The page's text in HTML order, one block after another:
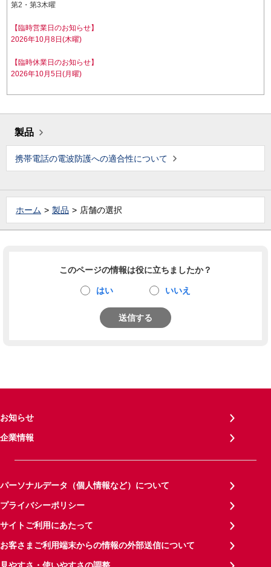
第2・第3木曜
【臨時営業日のお知らせ】
2026年10月8日(木曜)
【臨時休業日のお知らせ】
2026年10月5日(月曜)
製品
携帯電話の電波防護への適合性について
ホーム 製品 店舗の選択
このページの情報は役に立ちましたか？
はい いいえ
送信する
お知らせ
企業情報
パーソナルデータ（個人情報など）について
プライバシーポリシー
サイトご利用にあたって
お客さまご利用端末からの情報の外部送信について